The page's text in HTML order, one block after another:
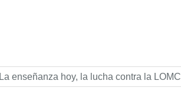
La enseñanza hoy, la lucha contra la